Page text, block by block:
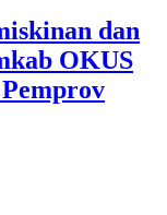
dan
OKUS